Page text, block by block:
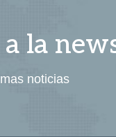
a la
noticias